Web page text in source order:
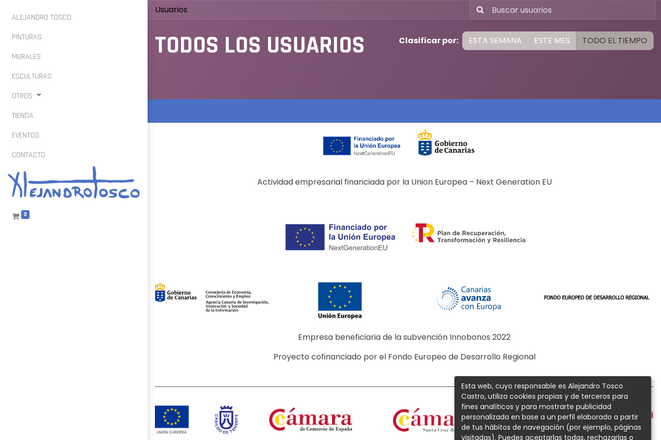
ALEJANDRO TOSCO
PINTURAS
MURALES
ESCULTURAS
OTROS
TIENDA
EVENTOS
CONTACTO
0
Usuarios
TODOS LOS USUARIOS Clasificar por: ESTA SEMANA ESTE MES TODO EL TIEMPO
Actividad empresarial financiada por la Union Europea – Next Generation EU
Empresa beneficiaria de la subvención Innobonos 2022
Proyecto cofinanciado por el Fondo Europeo de Desarrollo Regional
Esta web, cuyo responsable es Alejandro Tosco
Castro, utiliza cookies propias y de terceros para
fines analíticos y para mostrarte publicidad
personalizada en base a un perfil elaborado a partir
de tus hábitos de navegación (por ejemplo, páginas
visitadas). Puedes aceptarlas todas, rechazarlas o